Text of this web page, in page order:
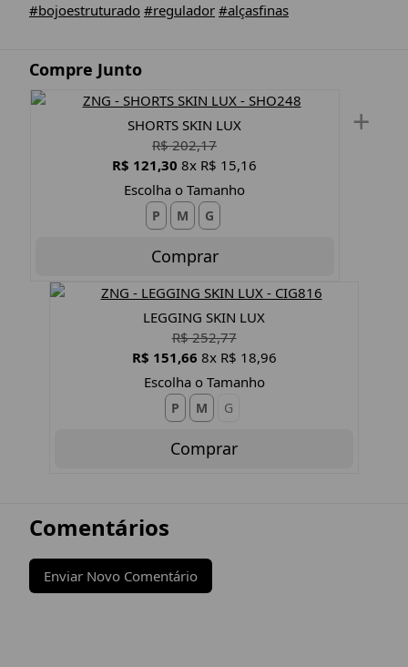
#bojoestruturado #regulador #alçasfinas
Compre Junto
SHORTS SKIN LUX
R$ 202,17
R$ 121,30 8x R$ 15,16
Escolha o Tamanho
P M G
Comprar
+
LEGGING SKIN LUX
R$ 252,77
R$ 151,66 8x R$ 18,96
Escolha o Tamanho
P M G
Comprar
Comentários
Enviar Novo Comentário